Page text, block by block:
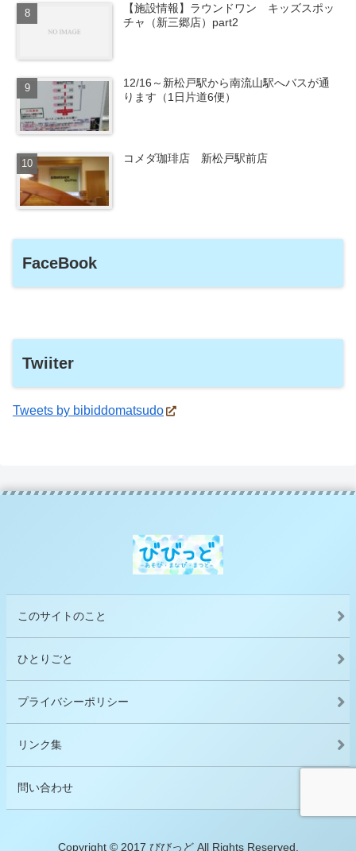
【施設情報】ラウンドワン キッズスポッ
チャ（新三郷店）part2
12/16～新松戸駅から南流山駅へバスが通
ります（1日片道6便）
コメダ珈琲店 新松戸駅前店
FaceBook
Twiiter
Tweets by bibiddomatsudo
このサイトのこと
ひとりごと
プライバシーポリシー
リンク集
問い合わせ
Copyright © 2017 びびっど All Rights Reserved.